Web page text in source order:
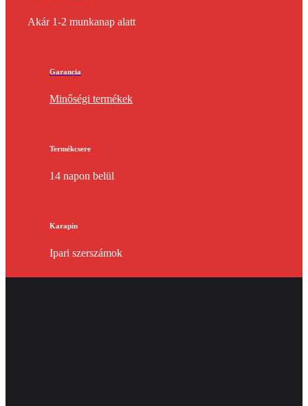
Akár 1-2 munkanap alatt
Garancia
Minőségi termékek
Termékcsere
14 napon belül
Karapin
Ipari szerszámok